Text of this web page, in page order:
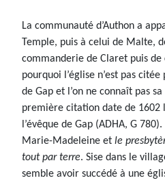
La communauté d’Authon a
Temple, puis à celui de Malte,
commanderie de Claret puis de
pourquoi l’église n’est pas
de Gap et l’on ne connaît pas
première citation date de 1602
l’évêque de Gap (ADHA, G
Marie-Madeleine et le
tout par terre. Sise dans le
semble avoir succédé à une